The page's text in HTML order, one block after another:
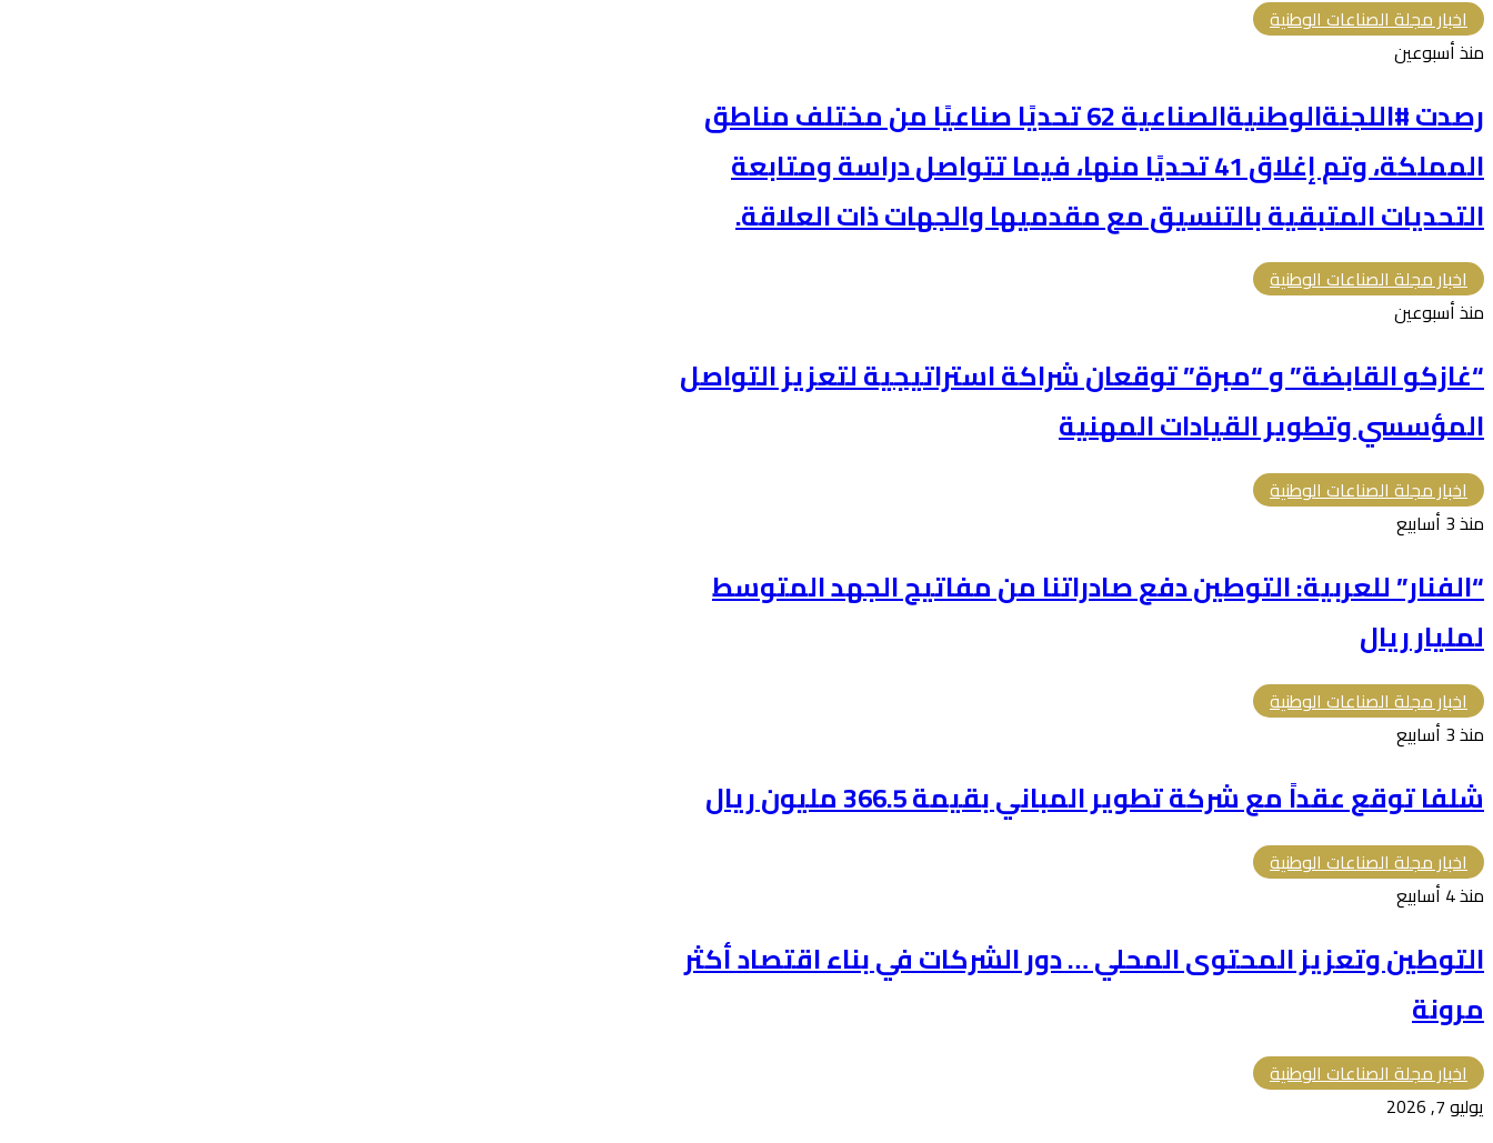
اخبار مجلة الصناعات الوطنية
منذ أسبوعين
رصدت #اللجنةالوطنيةالصناعية 62 تحديًا صناعيًا من مختلف مناطق
المملكة، وتم إغلاق 41 تحديًا منها، فيما تتواصل دراسة ومتابعة
التحديات المتبقية بالتنسيق مع مقدميها والجهات ذات العلاقة.
اخبار مجلة الصناعات الوطنية
منذ أسبوعين
“غازكو القابضة” و “مبرة” توقعان شراكة استراتيجية لتعزيز التواصل
المؤسسي وتطوير القيادات المهنية
اخبار مجلة الصناعات الوطنية
منذ 3 أسابيع
“الفنار” للعربية: التوطين دفع صادراتنا من مفاتيح الجهد المتوسط
لمليار ريال
اخبار مجلة الصناعات الوطنية
منذ 3 أسابيع
شلفا توقع عقداً مع شركة تطوير المباني بقيمة 366.5 مليون ريال
اخبار مجلة الصناعات الوطنية
منذ 4 أسابيع
التوطين وتعزيز المحتوى المحلي … دور الشركات في بناء اقتصاد أكثر
مرونة
اخبار مجلة الصناعات الوطنية
يوليو 7, 2026